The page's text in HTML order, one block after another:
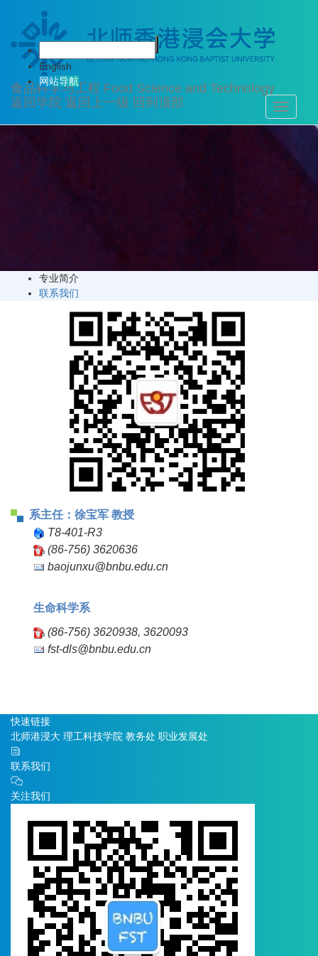
食品科学与工程 Food Science and Technology
返回学院 返回上一级 回到顶部
English
网站导航
Toggle
专业简介
联系我们
系主任： 徐宝军 教授
T8-401-R3
(86-756) 3620636
baojunxu@bnbu.edu.cn
生命科学系
(86-756) 3620938, 3620093
fst-dls@bnbu.edu.cn
快速链接
北师港浸大 理工科技学院 教务处 职业发展处
联系我们
关注我们